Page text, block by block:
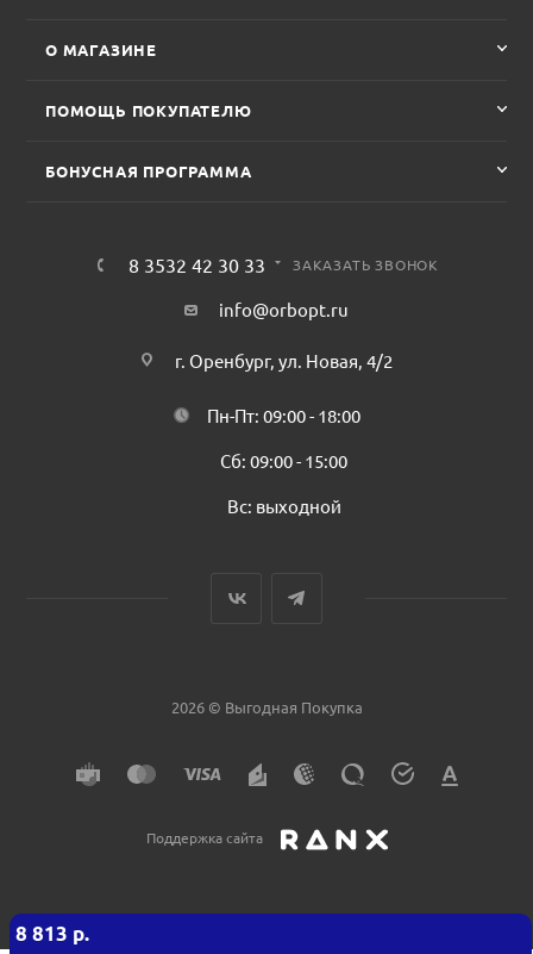
8 813 р.
О МАГАЗИНЕ
ПОМОЩЬ ПОКУПАТЕЛЮ
БОНУСНАЯ ПРОГРАММА
8 3532 42 30 33 ЗАКАЗАТЬ ЗВОНОК
info@orbopt.ru
г. Оренбург, ул. Новая, 4/2
Пн-Пт: 09:00 - 18:00
Сб: 09:00 - 15:00
Вс: выходной
2026 © Выгодная Покупка
Поддержка сайта